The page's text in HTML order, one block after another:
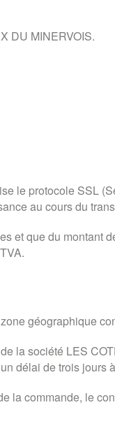
DU MINERVOIS.
le protocole SSL
au cours du
et que du montant
géographique
la société LES
délai de trois jours
la commande, le